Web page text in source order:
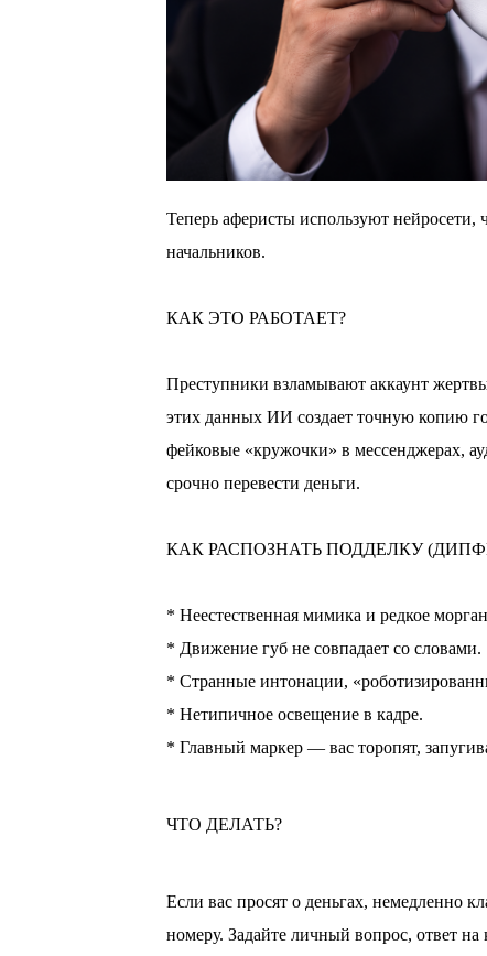
Теперь аферисты используют
начальников.
КАК ЭТО РАБОТАЕТ?
Преступники взламывают аккаунт
этих данных ИИ создает точную копию
фейковые «кружочки» в мессенджерах,
срочно перевести деньги.
КАК РАСПОЗНАТЬ ПОДДЕЛКУ
* Неестественная мимика и редкое
* Движение губ не совпадает со словами.
* Странные интонации,
* Нетипичное освещение в кадре.
* Главный маркер — вас торопят,
ЧТО ДЕЛАТЬ?
Если вас просят о деньгах, немедленно
номеру. Задайте личный вопрос, ответ